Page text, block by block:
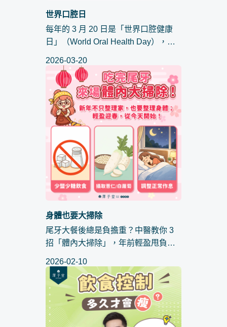
世界口腔日
每年的 3 月 20 日是「世界口腔健康
日」（World Oral Health Day），大
是牙齒美白、防蛀牙或是牙周病預
防。但你知道嗎？口腔健康與你的
「體態管理」息息相關。在減重的...
2026-03-20
身體也要大掃除
尾牙大餐後總是負擔重？中醫教你 3
招「體內大掃除」，年前輕盈甩負
公司尾牙與各路好友的聚餐。然而，
面對連續不斷的大魚大肉、美酒甜
點，胃腸往往開始發出抗議，不僅感
覺...
2026-02-10